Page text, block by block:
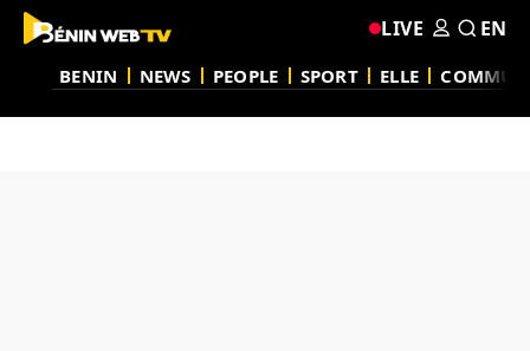
BENIN NEWS PEOPLE SPORT ELLE
LIVE EN